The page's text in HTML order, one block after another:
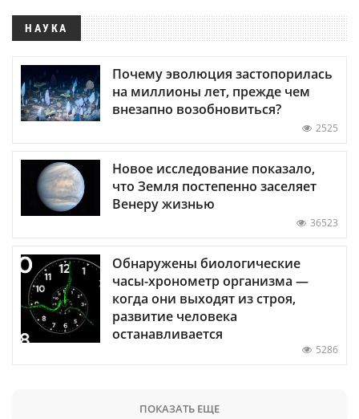
НАУКА
Почему эволюция застопорилась
на миллионы лет, прежде чем
внезапно возобновиться?
2525
Новое исследование показало,
что Земля постепенно заселяет
Венеру жизнью
36523
Обнаружены биологические
часы-хронометр организма —
когда они выходят из строя,
развитие человека
останавливается
5286
ПОКАЗАТЬ ЕЩЕ